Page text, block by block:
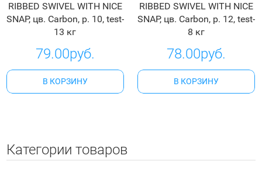
RIBBED SWIVEL WITH NICE
SNAP, цв. Carbon, р. 10, test-
13 кг
79.00руб.
В КОРЗИНУ
RIBBED SWIVEL WITH NICE
SNAP, цв. Carbon, р. 12, test-
8 кг
78.00руб.
В КОРЗИНУ
Категории товаров